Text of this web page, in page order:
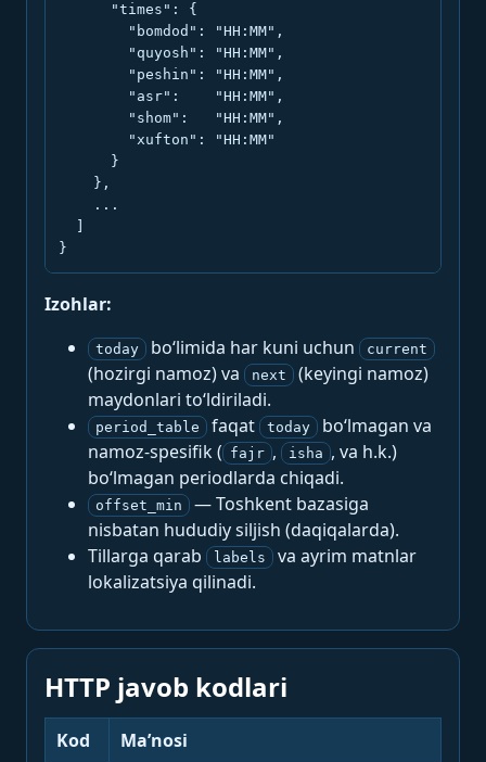
      "times": {
        "bomdod": "HH:MM",
        "quyosh": "HH:MM",
        "peshin": "HH:MM",
        "asr":    "HH:MM",
        "shom":   "HH:MM",
        "xufton": "HH:MM"
      }
    },
    ...
}
Izohlar:
today bo‘limida har kuni uchun current
(hozirgi namoz) va next
(keyingi namoz)
maydonlari to‘ldiriladi.
period_table faqat today
bo‘lmagan va
namoz-spesifik ( fajr , isha , va h.k.)
bo‘lmagan periodlarda chiqadi.
offset_min
— Toshkent bazasiga
nisbatan hududiy siljish (daqiqalarda).
Tillarga qarab
labels
va ayrim matnlar
lokalizatsiya qilinadi.
HTTP javob kodlari
Kod Ma’nosi